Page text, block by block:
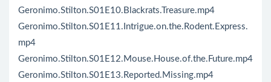
Geronimo.Stilton.S01E10.Blackrats.Treasure.mp4
Geronimo.Stilton.S01E11.Intrigue.on.the.Rodent.Express.
mp4
Geronimo.Stilton.S01E12.Mouse.House.of.the.Future.mp4
Geronimo.Stilton.S01E13.Reported.Missing.mp4